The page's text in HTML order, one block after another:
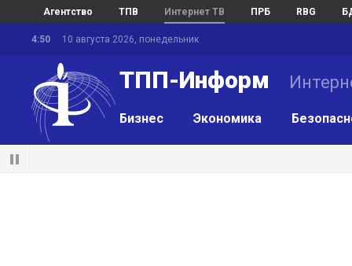
Агентство ТПВ Интернет ТВ ПРБ RBG
4:50 10 августа 2026, понедельник
ТПП-Информ
Бизнес Экономика